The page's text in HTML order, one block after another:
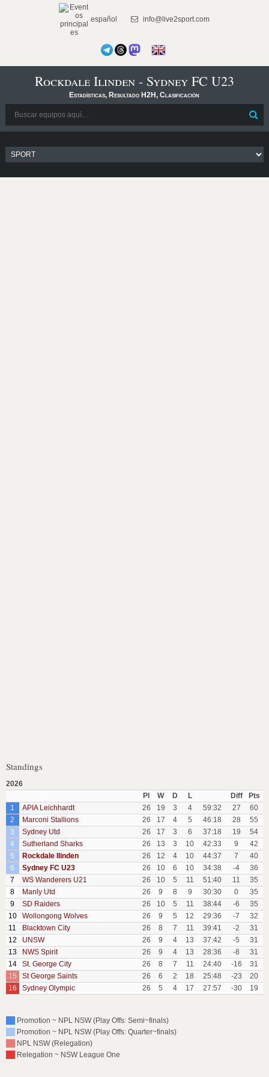
español info@live2sport.com
Rockdale Ilinden - Sydney FC U23
Estadísticas, Resultado H2H, Clasificación
Standings
2026
Pl
W D L Diff
Pts
1
APIA Leichhardt 26 19 3 4 59:32 27
60
2
Marconi Stallions 26 17 4 5 46:18 28
55
3
Sydney Utd 26 17 3 6 37:18 19
54
4
Sutherland Sharks 26 13 3 10 42:33 9
42
5
Rockdale Ilinden 26 12 4 10 44:37 7
40
6
Sydney FC U23 26 10 6 10 34:38 -4
36
7
WS Wanderers U21 26 10 5 11 51:40 11
35
8
Manly Utd 26 9 8 9 30:30 0
35
9
SD Raiders 26 10 5 11 38:44 -6
35
10
Wollongong Wolves 26 9 5 12 29:36 -7
32
11
Blacktown City 26 8 7 11 39:41 -2
31
12
UNSW 26 9 4 13 37:42 -5
31
13
NWS Spirit 26 9 4 13 28:36 -8
31
14
St. George City 26 8 7 11 24:40 -16
31
15
St George Saints 26 6 2 18 25:48 -23
20
16
Sydney Olympic 26 5 4 17 27:57 -30 19
Promotion ~ NPL NSW (Play Offs: Semi~finals)
Promotion ~ NPL NSW (Play Offs: Quarter~finals)
NPL NSW (Relegation)
Relegation ~ NSW League One